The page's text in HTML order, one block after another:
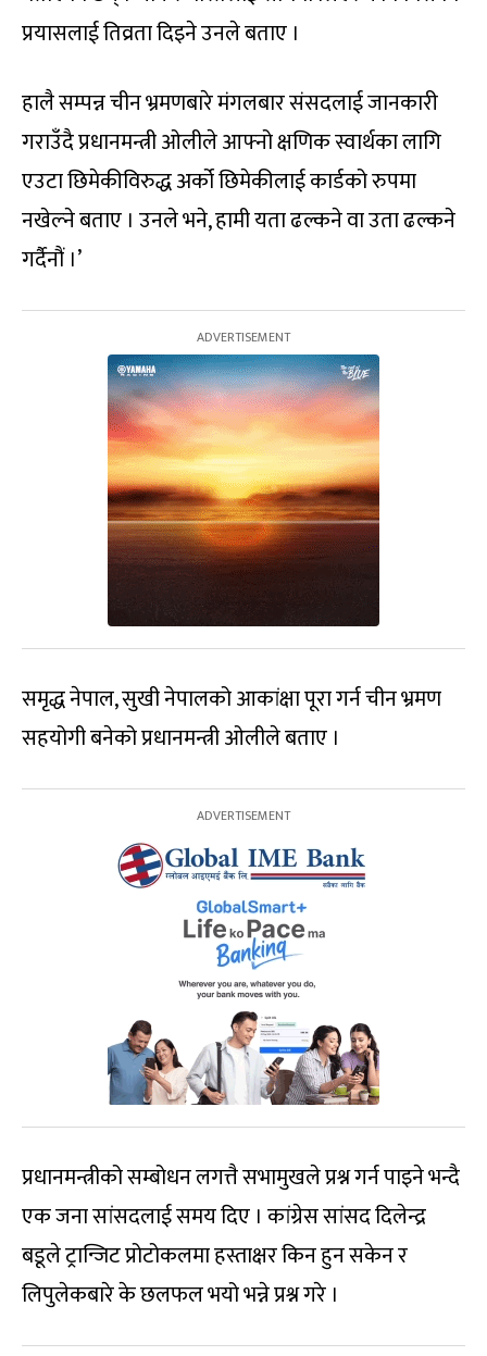
प्रयासलाई तिव्रता दिइने उनले बताए ।
हालै सम्पन्न चीन भ्रमणबारे मंगलबार संसदलाई जानकारी
गराउँदै प्रधानमन्त्री ओलीले आफ्नो क्षणिक स्वार्थका लागि
एउटा छिमेकीविरुद्ध अर्को छिमेकीलाई कार्डको रुपमा
नखेल्ने बताए । उनले भने, हामी यता ढल्कने वा उता ढल्कने
गर्दैनौं ।’
समृद्ध नेपाल, सुखी नेपालको आकांक्षा पूरा गर्न चीन भ्रमण
सहयोगी बनेको प्रधानमन्त्री ओलीले बताए ।
प्रधानमन्त्रीको सम्बोधन लगत्तै सभामुखले प्रश्न गर्न पाइने भन्दै
एक जना सांसदलाई समय दिए । कांग्रेस सांसद दिलेन्द्र
बडूले ट्रान्जिट प्रोटोकलमा हस्ताक्षर किन हुन सकेन र
लिपुलेकबारे के छलफल भयो भन्ने प्रश्न गरे ।